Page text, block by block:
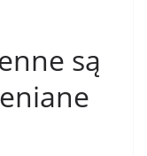
są